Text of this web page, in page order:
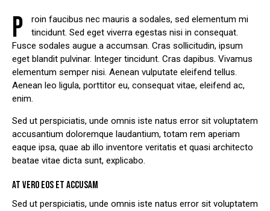
P
roin faucibus nec mauris a sodales, sed elementum mi
tincidunt. Sed eget viverra egestas nisi in consequat.
Fusce sodales augue a accumsan. Cras sollicitudin, ipsum
eget blandit pulvinar. Integer tincidunt. Cras dapibus. Vivamus
elementum semper nisi. Aenean vulputate eleifend tellus.
Aenean leo ligula, porttitor eu, consequat vitae, eleifend ac,
enim.
Sed ut perspiciatis, unde omnis iste natus error sit voluptatem
accusantium doloremque laudantium, totam rem aperiam
eaque ipsa, quae ab illo inventore veritatis et quasi architecto
beatae vitae dicta sunt, explicabo.
AT VERO EOS ET ACCUSAM
Sed ut perspiciatis, unde omnis iste natus error sit voluptatem